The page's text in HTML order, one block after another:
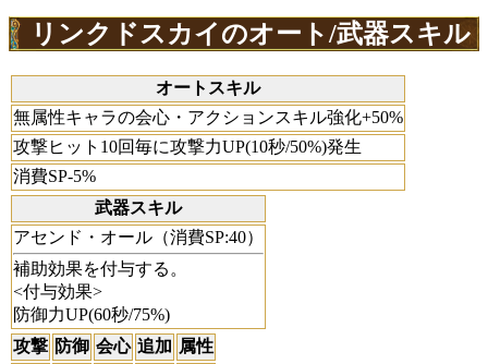
リンクドスカイのオート/武器スキル
オートスキル
無属性キャラの会心・アクションスキル強化+50%
攻撃ヒット10回毎に攻撃力UP(10秒/50%)発生
消費SP-5%
武器スキル
アセンド・オール（消費SP:40）
補助効果を付与する。
<付与効果>
防御力UP(60秒/75%)
攻撃 防御 会心 追加 属性